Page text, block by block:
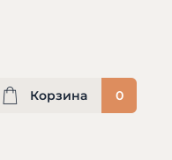
Корзина 0